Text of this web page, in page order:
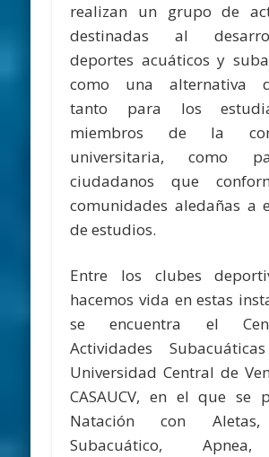
realizan un grupo de
destinadas al
deportes acuáticos y
como una alternativa
tanto para los
miembros de la
universitaria, como
ciudadanos que
comunidades aledañas a
de estudios.
Entre los clubes
hacemos vida en estas
se encuentra el
Actividades
Universidad Central de
CASAUCV, en el que se
Natación con
Subacuático,